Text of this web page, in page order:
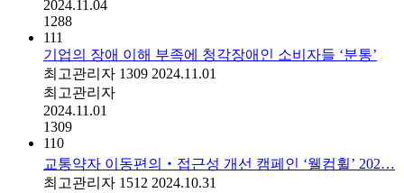
2024.11.04
1288
111
기업의 장애 이해 부족에 청각장애인 소비자들 ‘분통’
최고관리자 1309 2024.11.01
최고관리자
2024.11.01
1309
110
교통약자 이동편의‧접근성 개선 캠페인 ‘웰컴휠’ 202…
최고관리자 1512 2024.10.31